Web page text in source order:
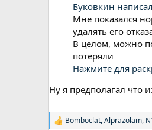
Буковкин
Мне показался
удалять его
В целом, можно
потеряли
Нажмите для
Ну я предполагал что
Р
Bomboclat,Alprazolam,